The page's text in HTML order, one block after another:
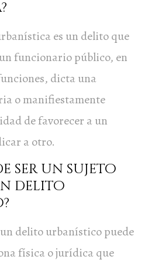
es un delito que
funcionario público, en
dicta una
o manifiestamente
de favorecer a un
a otro.
ser un sujeto
delito
delito urbanístico puede
física o jurídica que